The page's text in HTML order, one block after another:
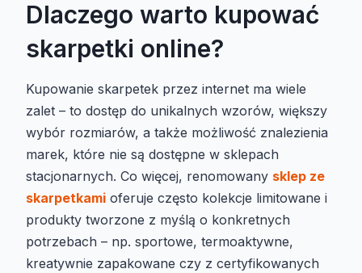
Dlaczego warto kupować
skarpetki online?
Kupowanie skarpetek przez internet ma wiele
zalet – to dostęp do unikalnych wzorów, większy
wybór rozmiarów, a także możliwość znalezienia
marek, które nie są dostępne w sklepach
stacjonarnych. Co więcej, renomowany sklep ze
skarpetkami oferuje często kolekcje limitowane i
produkty tworzone z myślą o konkretnych
potrzebach – np. sportowe, termoaktywne,
kreatywnie zapakowane czy z certyfikowanych